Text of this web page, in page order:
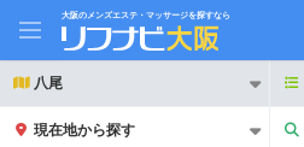
大阪のメンズエステ・マッサージを探すなら
八尾
現在地から探す